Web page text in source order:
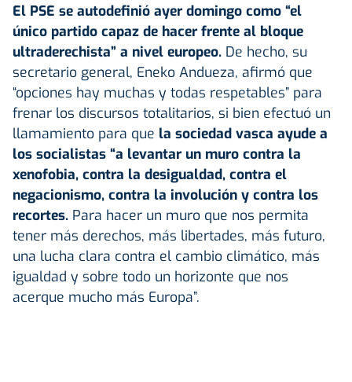
El PSE se autodefinió ayer domingo como “el
único partido capaz de hacer frente al bloque
ultraderechista” a nivel europeo. De hecho, su
secretario general, Eneko Andueza, afirmó que
“opciones hay muchas y todas respetables” para
frenar los discursos totalitarios, si bien efectuó un
llamamiento para que la sociedad vasca ayude a
los socialistas “a levantar un muro contra la
xenofobia, contra la desigualdad, contra el
negacionismo, contra la involución y contra los
recortes. Para hacer un muro que nos permita
tener más derechos, más libertades, más futuro,
una lucha clara contra el cambio climático, más
igualdad y sobre todo un horizonte que nos
acerque mucho más Europa”.